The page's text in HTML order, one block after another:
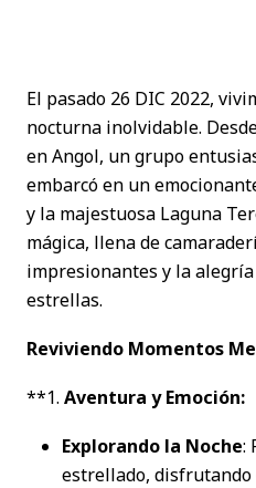
El pasado 26 DIC 2022,
nocturna inolvidable.
en Angol, un grupo
embarcó en un
y la majestuosa Laguna
mágica, llena de
impresionantes y la
estrellas.
Reviviendo Momentos
**1. Aventura y Emoción:
Explorando la Noche:
estrellado,